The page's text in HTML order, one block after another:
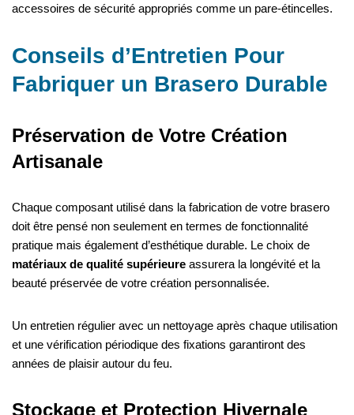
accessoires de sécurité appropriés comme un pare-étincelles.
Conseils d’Entretien Pour
Fabriquer un Brasero Durable
Préservation de Votre Création
Artisanale
Chaque composant utilisé dans la fabrication de votre brasero
doit être pensé non seulement en termes de fonctionnalité
pratique mais également d’esthétique durable. Le choix de
matériaux de qualité supérieure assurera la longévité et la
beauté préservée de votre création personnalisée.
Un entretien régulier avec un nettoyage après chaque utilisation
et une vérification périodique des fixations garantiront des
années de plaisir autour du feu.
Stockage et Protection Hivernale